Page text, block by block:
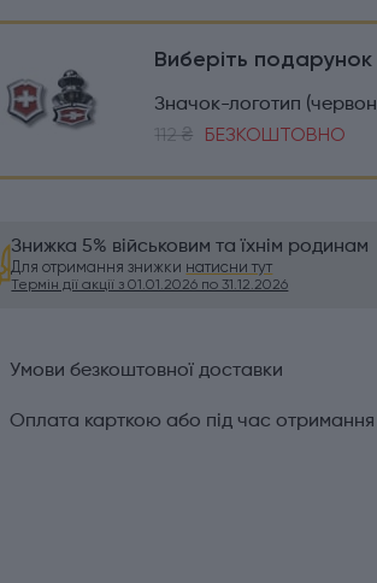
Виберіть подарунок
112 ₴ БЕЗКОШТОВНО
Знижка 5% військовим та їхнім родинам
Для отримання знижки натисни тут
Термін дії акції з 01.01.2026 по 31.12.2026
Умови безкоштовної доставки
Оплата карткою або під час отримання